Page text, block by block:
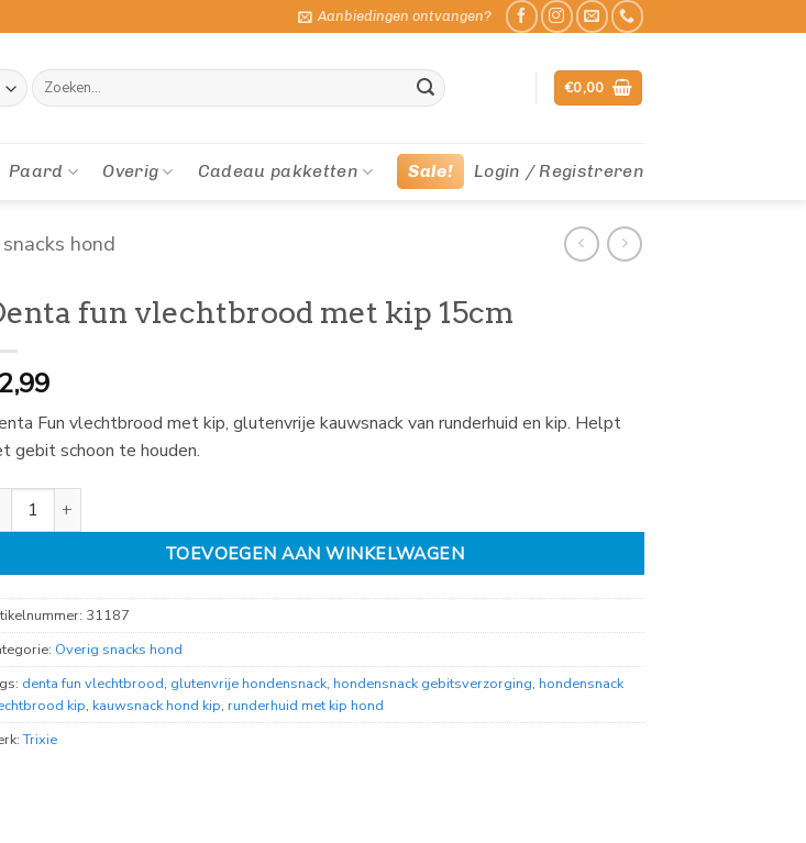
Aanbiedingen ontvangen?
Zoeken
naar:
€0,00
Paard Overig Cadeau pakketten Sale! Login / Registreren
hond
fun vlechtbrood met kip 15cm
Fun vlechtbrood met kip, glutenvrije kauwsnack van runderhuid en kip. Helpt
gebit schoon te houden.
fun vlechtbrood met kip 15cm aantal
TOEVOEGEN AAN WINKELWAGEN
31187
Overig snacks hond
denta fun vlechtbrood, glutenvrije hondensnack, hondensnack gebitsverzorging, hondensnack
kip, kauwsnack hond kip, runderhuid met kip hond
Trixie